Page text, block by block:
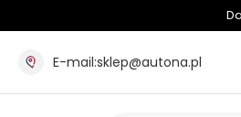
E-mail:sklep@autona.pl